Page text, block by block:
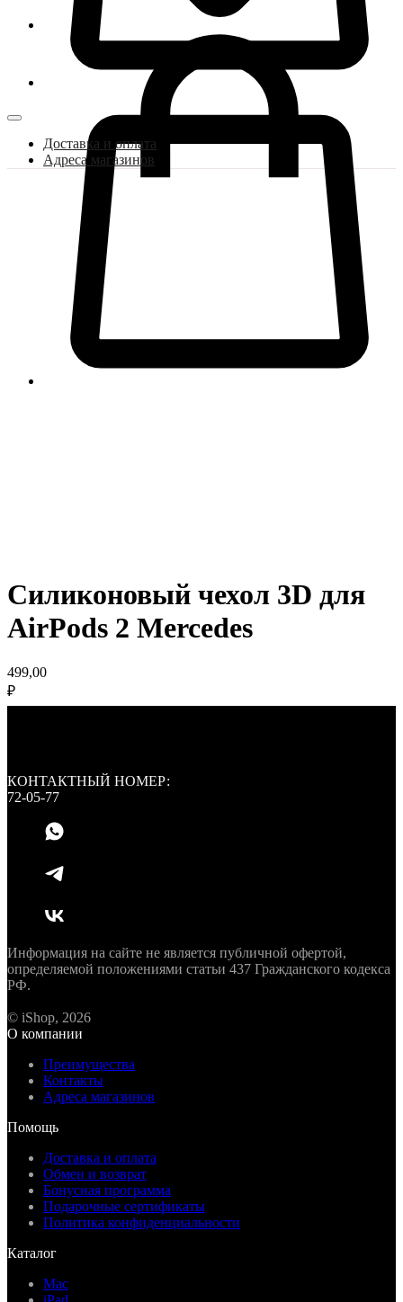
Доставка и оплата
Адреса магазинов
Силиконовый чехол 3D для
AirPods 2 Mercedes
499,00
₽
КОНТАКТНЫЙ НОМЕР:
72-05-77
Информация на сайте не является публичной офертой,
определяемой положениями статьи 437 Гражданского кодекса
РФ.
© iShop, 2026
О компании
Преимущества
Контакты
Адреса магазинов
Помощь
Доставка и оплата
Обмен и возврат
Бонусная программа
Подарочные сертификаты
Политика конфиденциальности
Каталог
Mac